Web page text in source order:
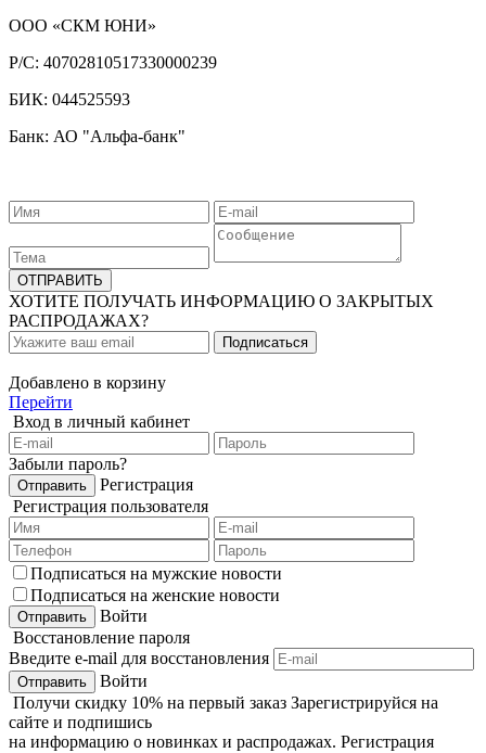
ООО «СКМ ЮНИ»
Р/С: 40702810517330000239
БИК: 044525593
Банк: АО "Альфа-банк"
ХОТИТЕ ПОЛУЧАТЬ ИНФОРМАЦИЮ О ЗАКРЫТЫХ
РАСПРОДАЖАХ?
Добавлено в корзину
Перейти
Вход в личный кабинет
Забыли пароль?
Регистрация
Регистрация пользователя
Подписаться на мужские новости
Подписаться на женские новости
Войти
Восстановление пароля
Введите e-mail для восстановления
Войти
Получи скидку 10% на первый заказ Зарегистрируйся на
сайте и подпишись
на информацию о новинках и распродажах. Регистрация